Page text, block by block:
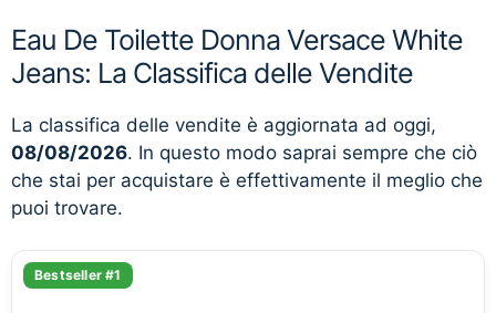
Eau De Toilette Donna Versace White
Jeans: La Classifica delle Vendite
La classifica delle vendite è aggiornata ad oggi,
08/08/2026. In questo modo saprai sempre che ciò
che stai per acquistare è effettivamente il meglio che
puoi trovare.
Bestseller #1